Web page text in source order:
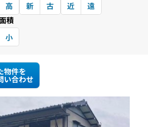
高
新
古
近
遠
積
小
物件を
い合わせ